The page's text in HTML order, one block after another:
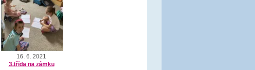
16. 6. 2021
3.třída na zámku